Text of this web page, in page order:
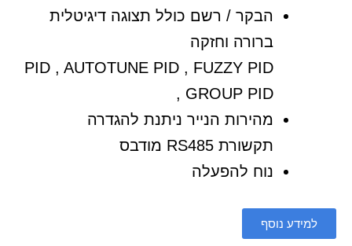
הבקר / רשם כולל תצוגה דיגיטלית
ברורה וחזקה
PID , AUTOTUNE PID , FUZZY PID
, GROUP PID
מהירות הנייר ניתנת להגדרה
תקשורת RS485 מודבס
נוח להפעלה
למידע נוסף